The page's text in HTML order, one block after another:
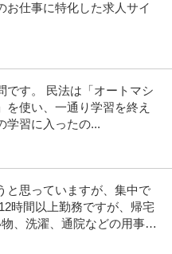
ルワーカー／土日祝休み／M
内科・訪問診療クリニックにて訪
見る
提供：ケア人材バンク
土日休み
る
お仕事に特化した求人サイ
です。 民法は「オートマシ
を使い、一通り学習を終え
学習に入ったの...
と思っていますが、集中で
時間以上勤務ですが、帰宅
、洗濯、通院などの用事以